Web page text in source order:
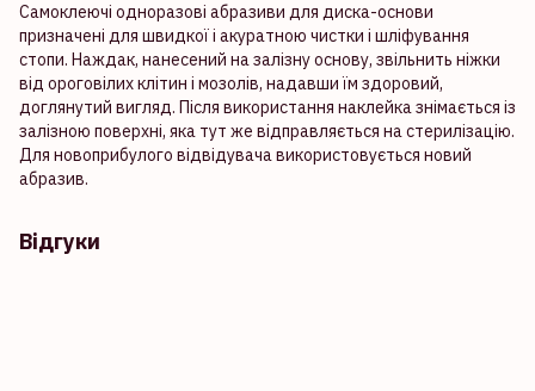
Самоклеючі одноразові абразиви для диска-основи
призначені для швидкої і акуратною чистки і шліфування
стопи. Наждак, нанесений на залізну основу, звільнить ніжки
від ороговілих клітин і мозолів, надавши їм здоровий,
доглянутий вигляд. Після використання наклейка знімається із
залізною поверхні, яка тут же відправляється на стерилізацію.
Для новоприбулого відвідувача використовується новий
абразив.
Відгуки